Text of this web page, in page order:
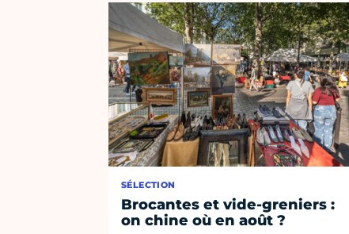
SÉLECTION
Brocantes et vide-greniers :
on chine où en août ?